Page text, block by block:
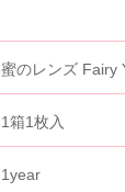
蜜のレンズ Fairy
1箱1枚入
1year